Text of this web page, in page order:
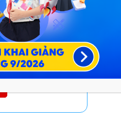
THỨC & KỸ NĂNG